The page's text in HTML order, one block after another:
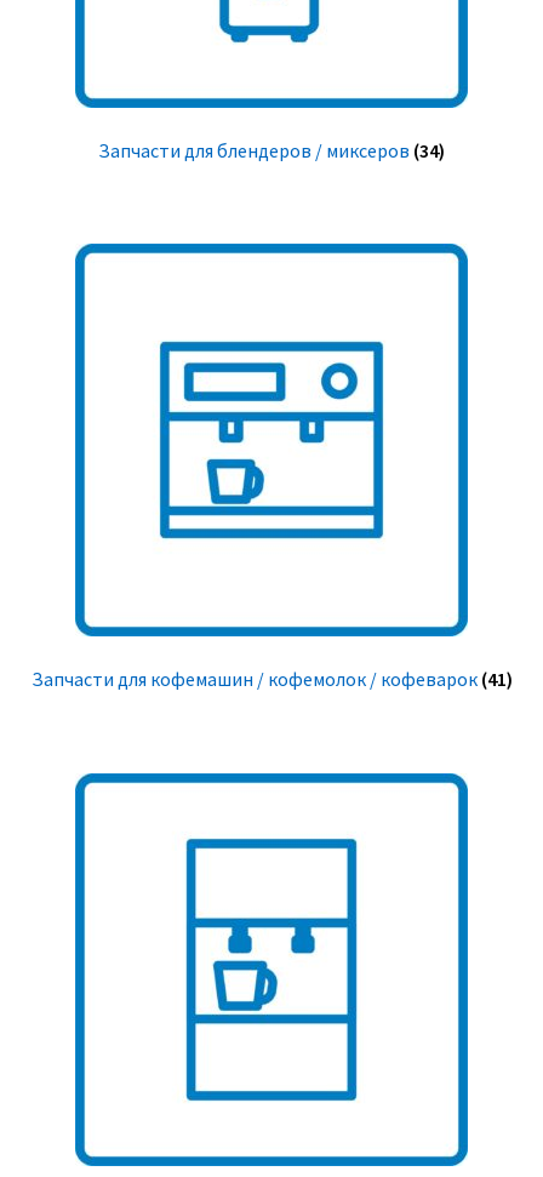
Запчасти для блендеров / миксеров (34)
Запчасти для кофемашин / кофемолок / кофеварок (41)